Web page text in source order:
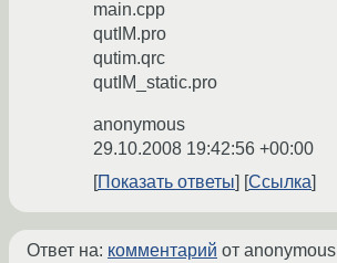
main.cpp
qutIM.pro
qutim.qrc
qutIM_static.pro
anonymous
29.10.2008 19:42:56 +00:00
Показать ответы
Ссылка
Ответ на: комментарий от anonymous